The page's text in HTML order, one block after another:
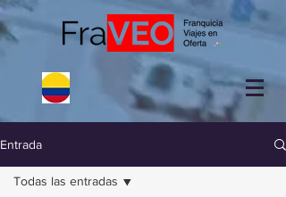
Entrada
Todas las entradas